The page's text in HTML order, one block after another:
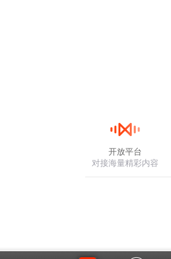
开放平台
对接海量精彩内容